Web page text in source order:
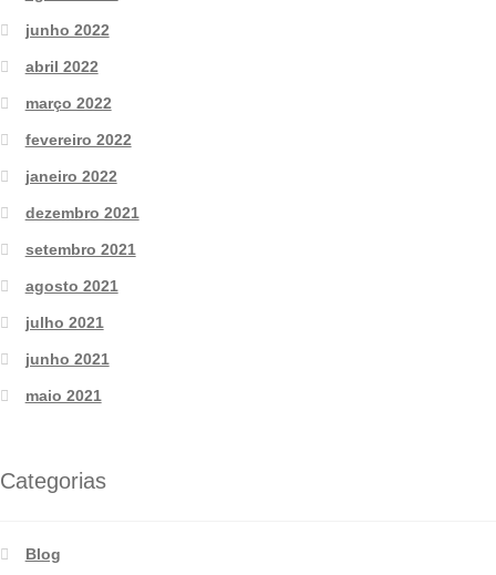
junho 2022
abril 2022
março 2022
fevereiro 2022
janeiro 2022
dezembro 2021
setembro 2021
agosto 2021
julho 2021
junho 2021
maio 2021
Categorias
Blog